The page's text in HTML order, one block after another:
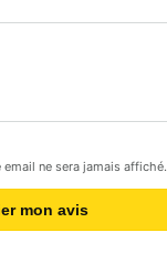
email ne sera jamais affiché.
mon avis